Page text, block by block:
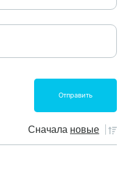
Сначала новые